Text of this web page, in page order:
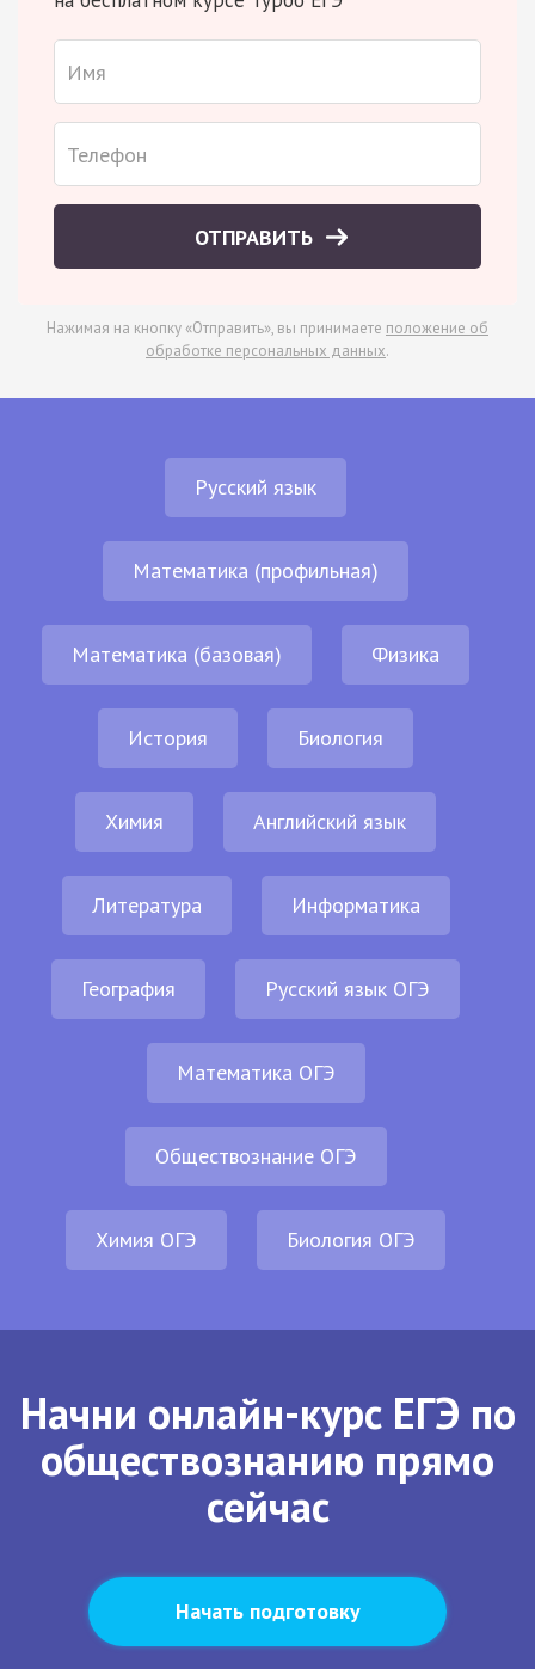
ОТПРАВИТЬ
Нажимая на кнопку «Отправить», вы принимаете положение об
обработке персональных данных.
Русский язык
Математика (профильная)
Математика (базовая) Физика
История Биология
Химия Английский язык
Литература Информатика
География Русский язык ОГЭ
Математика ОГЭ
Обществознание ОГЭ
Химия ОГЭ Биология ОГЭ
Начни онлайн-курс ЕГЭ по
обществознанию прямо
сейчас
Начать подготовку